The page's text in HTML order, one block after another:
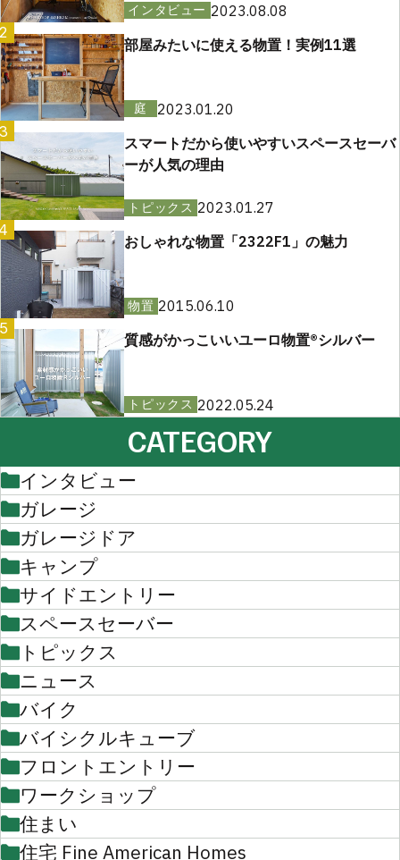
インタビュー 2023.08.08
2
部屋みたいに使える物置！実例11選
庭
2023.01.20
スマートだから使いやすいスペースセーバ
ーが人気の理由
トピックス 2023.01.27
おしゃれな物置「2322F1」の魅力
物置 2015.06.10
質感がかっこいいユーロ物置®︎シルバー
トピックス 2022.05.24
CATEGORY
インタビュー
ガレージ
ガレージドア
キャンプ
サイドエントリー
スペースセーバー
トピックス
ニュース
バイク
バイシクルキューブ
フロントエントリー
ワークショップ
住まい
住宅 Fine American Homes